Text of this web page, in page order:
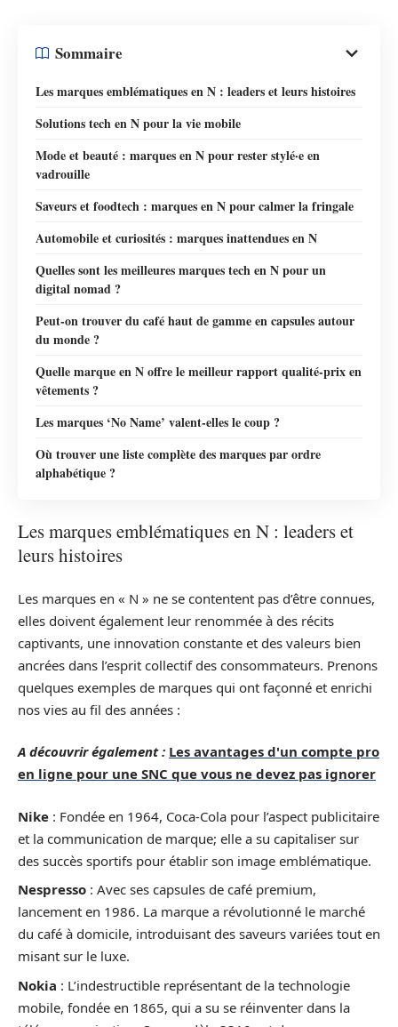
Sommaire
Les marques emblématiques en N : leaders et leurs histoires
Solutions tech en N pour la vie mobile
Mode et beauté : marques en N pour rester stylé·e en
vadrouille
Saveurs et foodtech : marques en N pour calmer la fringale
Automobile et curiosités : marques inattendues en N
Quelles sont les meilleures marques tech en N pour un
digital nomad ?
Peut-on trouver du café haut de gamme en capsules autour
du monde ?
Quelle marque en N offre le meilleur rapport qualité-prix en
vêtements ?
Les marques ‘No Name’ valent-elles le coup ?
Où trouver une liste complète des marques par ordre
alphabétique ?
Les marques emblématiques en N : leaders et
leurs histoires
Les marques en « N » ne se contentent pas d’être connues,
elles doivent également leur renommée à des récits
captivants, une innovation constante et des valeurs bien
ancrées dans l’esprit collectif des consommateurs. Prenons
quelques exemples de marques qui ont façonné et enrichi
nos vies au fil des années :
A découvrir également : Les avantages d'un compte pro
en ligne pour une SNC que vous ne devez pas ignorer
Nike : Fondée en 1964, Coca-Cola pour l’aspect publicitaire
et la communication de marque; elle a su capitaliser sur
des succès sportifs pour établir son image emblématique.
Nespresso : Avec ses capsules de café premium,
lancement en 1986. La marque a révolutionné le marché
du café à domicile, introduisant des saveurs variées tout en
misant sur le luxe.
Nokia : L’indestructible représentant de la technologie
mobile, fondée en 1865, qui a su se réinventer dans la